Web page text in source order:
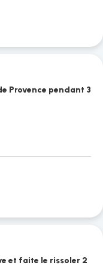
Provence pendant 3
et faite le rissoler 2